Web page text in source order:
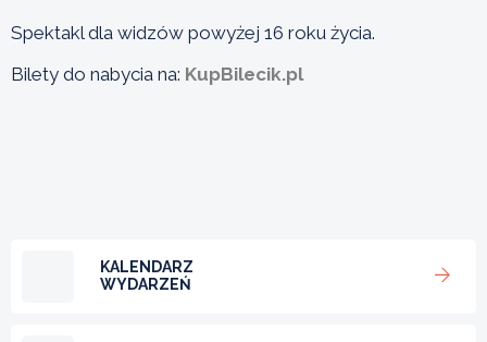
Spektakl dla widzów powyżej 16 roku życia.
Bilety do nabycia na: KupBilecik.pl
KALENDARZ
WYDARZEŃ